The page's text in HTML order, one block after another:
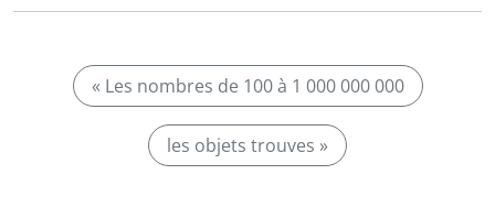
« Les nombres de 100 à 1 000 000 000
les objets trouves »